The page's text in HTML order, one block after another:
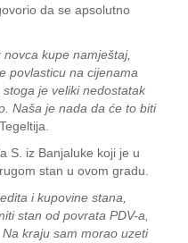
da se apsolutno
kupe namještaj,
povlasticu na cijenama
je veliki nedostatak
Naša je nada da će to biti
S. iz Banjaluke koji je u
stan u ovom gradu.
i kupovine stana,
stan od povrata PDV-a,
kraju sam morao uzeti